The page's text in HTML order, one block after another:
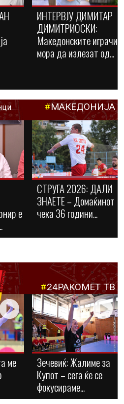
ИНТЕРВЈУ ДИМИТАР
ДИМИТРИОСКИ:
Македонските играчи
мора да излезат од...
#МАКЕДОНИЈА
е
СТРУГА 2026: ДАЛИ
ЗНАЕТЕ – Домаќинот
чека 36 години...
#24РАКОМЕТ ТВ
ме
Зечевиќ: Жалиме за
Купот – сега ќе се
фокусираме...